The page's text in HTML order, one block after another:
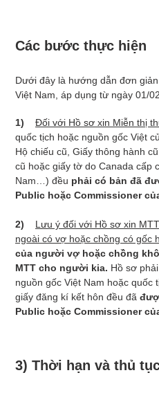
Các bước thực hiện
Dưới đây là hướng dẫn đơn
Việt Nam, áp dụng từ ngày 01/
1) Đối với Hồ sơ xin Miễn thị
quốc tịch hoặc nguồn gốc Việt
Hộ chiếu cũ, Giấy thông hành
cũ hoặc giấy tờ do Canada cấp
Nam…) đều phải có bản đã
Public hoặc Commissioner
2) Lưu ý đối với Hồ sơ xin
ngoài có vợ hoặc chồng có gốc
của người vợ hoặc chồng
MTT cho người kia. Hồ sơ
nguồn gốc Việt Nam hoặc quốc
giấy đăng kí kết hôn đều đã
Public hoặc Commissioner
3) Thời hạn và thủ